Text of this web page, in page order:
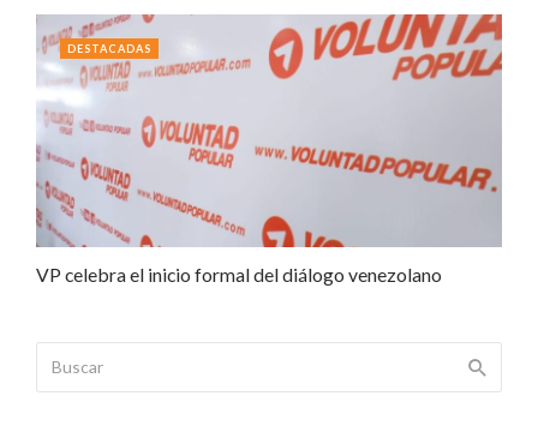
VP celebra el inicio formal del diálogo venezolano
DESTACADAS